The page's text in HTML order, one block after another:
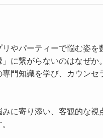
やパーティーで悩む姿を
」に繋がらないのはなぜ
門知識を学び、カウンセ
に寄り添い、客観的な視